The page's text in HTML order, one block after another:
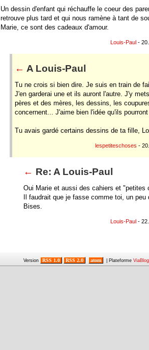
Un dessin d'enfant qui réchauffe le coeur des
retrouve plus tard et qui nous ramène à tant de
Marie, ce sont des cadeaux d'amour.
Louis-Paul -
← A Louis-Paul
Tu ne crois si bien dire. Je suis en train de
J'en garderai une et ils auront l'autre. J'y
pères et des mères, les dessins, les
concernent... J'aime bien l'idée qu'ils
Tu avais gardé certains dessins de ta fille,
lespetiteschoses -
← Re: A Louis-Paul
Oui Marie et aussi des cahiers et "petites
Il faudrait que je fasse comme toi, un peu
Bises.
Louis-Paul -
Version RSS 1.0 RSS 2.0 atom | Plateforme